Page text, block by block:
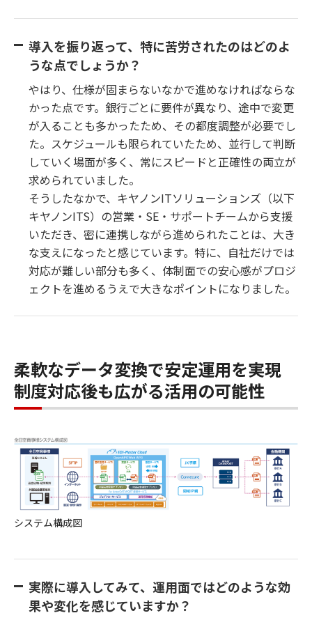
導入を振り返って、特に苦労されたのはどのよ
うな点でしょうか？
やはり、仕様が固まらないなかで進めなければならな
かった点です。銀行ごとに要件が異なり、途中で変更
が入ることも多かったため、その都度調整が必要でし
た。スケジュールも限られていたため、並行して判断
していく場面が多く、常にスピードと正確性の両立が
求められていました。
そうしたなかで、キヤノンITソリューションズ（以下
キヤノンITS）の営業・SE・サポートチームから支援
いただき、密に連携しながら進められたことは、大き
な支えになったと感じています。特に、自社だけでは
対応が難しい部分も多く、体制面での安心感がプロジ
ェクトを進めるうえで大きなポイントになりました。
柔軟なデータ変換で安定運用を実現
制度対応後も広がる活用の可能性
システム構成図
実際に導入してみて、運用面ではどのような効
果や変化を感じていますか？